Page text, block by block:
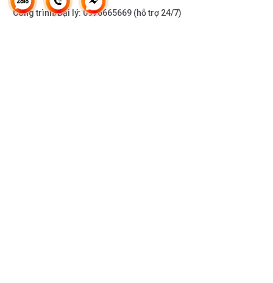
Công trình/Đại lý:0976665669 (hỗ trợ 24/7)